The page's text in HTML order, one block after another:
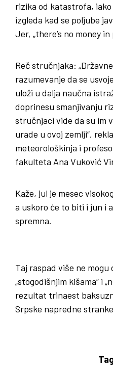
rizika od katastrofa,
izgleda kad se poljube
Jer, „there’s no money
Reč stručnjaka:
razumevanje da se
uloži u dalja naučna
doprinesu smanjivanju
stručnjaci vide da su im
urade u ovoj zemlji“,
meteorološkinja i
fakulteta Ana Vuković
Kaže, jul je mesec
a uskoro će to biti i jun i
spremna.
Taj raspad više ne mogu
„stogodišnjim kišama“ i
rezultat trinaest
Srpske napredne